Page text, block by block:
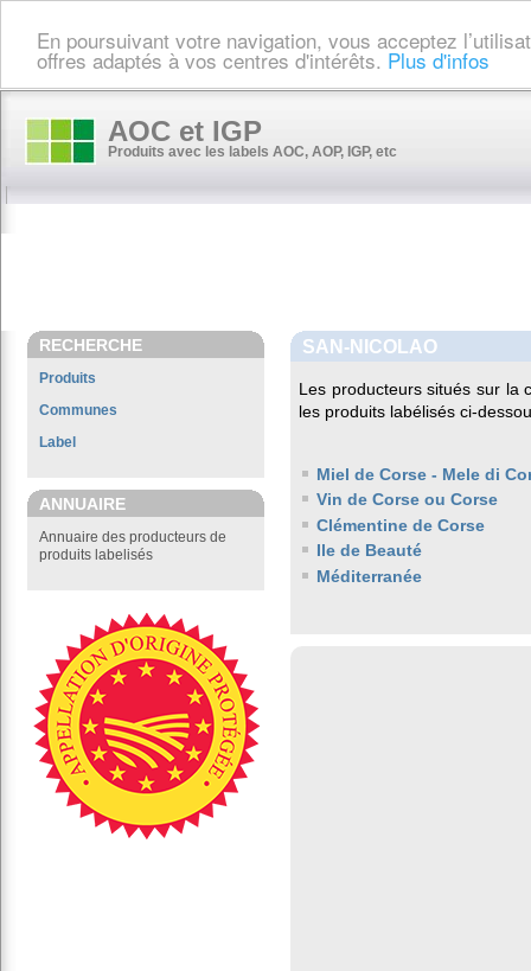
En poursuivant votre navigation, vous acceptez
offres adaptés à vos centres d'intérêts. Plus d'infos
AOC et IGP
Produits avec les labels AOC, AOP, IGP, etc
RECHERCHE
Produits
Communes
Label
ANNUAIRE
Annuaire des producteurs de
produits labelisés
SAN-NICOLAO
Les producteurs situés sur la
les produits labélisés ci-
Miel de Corse - Mele di
Vin de Corse ou Corse
Clémentine de Corse
Ile de Beauté
Méditerranée